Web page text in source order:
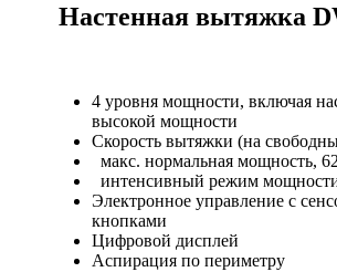
Настенная вытяжка
4 уровня мощности, включая
высокой мощности
Скорость вытяжки (на
макс. нормальная мощность,
интенсивный режим
Электронное управление с
кнопками
Цифровой дисплей
Аспирация по периметру